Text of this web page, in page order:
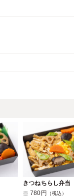
きつねちらし弁当
780円
（税込）